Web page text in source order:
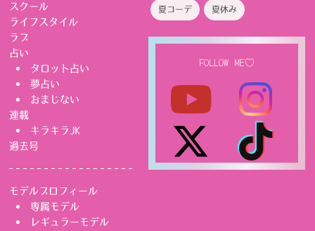
スクール
ライフスタイル
ラブ
占い
タロット占い
夢占い
おまじない
連載
キラキラJK
過去号
モデルプロフィール
専属モデル
レギュラーモデル
夏コーデ 夏休み
FOLLOW ME♡